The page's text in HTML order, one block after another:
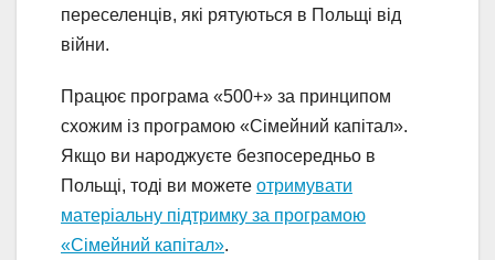
переселенців, які рятуються в Польщі від
війни.
Працює програма «500+» за принципом
схожим із програмою «Сімейний капітал».
Якщо ви народжуєте безпосередньо в
Польщі, тоді ви можете отримувати
матеріальну підтримку за програмою
«Сімейний капітал».